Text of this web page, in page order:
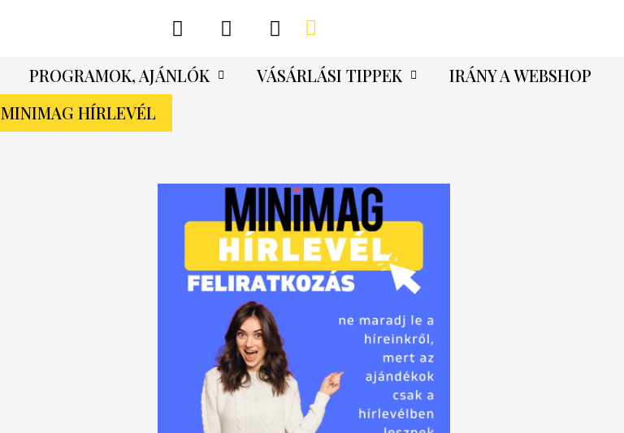
PROGRAMOK, AJÁNLÓK VÁSÁRLÁSI TIPPEK
IRÁNY A WEBSHOP
MINIMAG HÍRLEVÉL